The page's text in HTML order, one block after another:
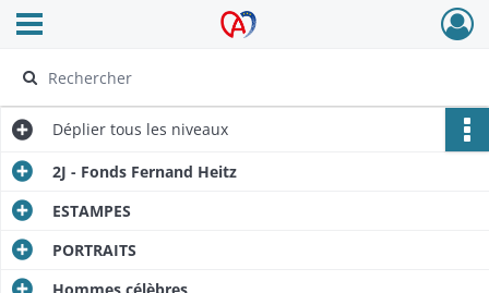
Archives Alsace - Colmar
Ouvrir le menu déroulant
Déplier tous les niveaux
2J - Fonds Fernand Heitz
ESTAMPES
PORTRAITS